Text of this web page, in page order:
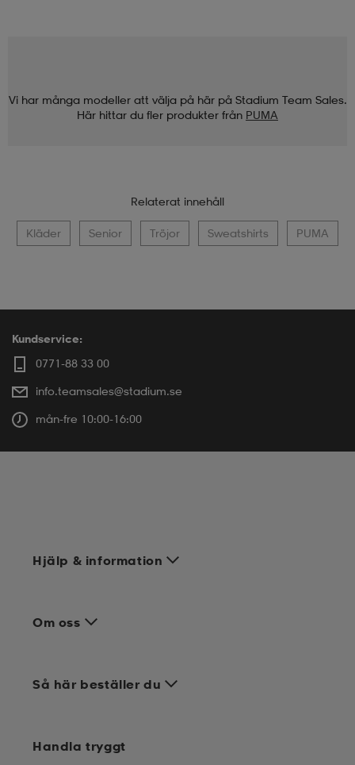
Vi har många modeller att välja på här på Stadium Team Sales.
Här hittar du fler produkter från PUMA
Relaterat innehåll
Kläder Senior Tröjor Sweatshirts PUMA
Kundservice:
0771-88 33 00
info.teamsales@stadium.se
mån-fre 10:00-16:00
Hjälp & information
Om oss
Handla tryggt
Så här beställer du